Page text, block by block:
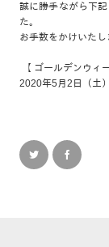
誠に勝手ながら下
た。
お手数をかけいたし
【 ゴールデンウィ
2020年5月2日（土